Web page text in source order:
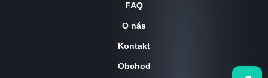
FAQ
O nás
Kontakt
Obchod